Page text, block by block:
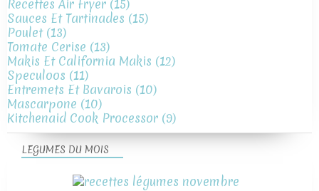
Recettes Air Fryer (15)
Sauces Et Tartinades (15)
Poulet(13)
Tomate Cerise (13)
Makis Et California Makis (12)
Speculoos (11)
Entremets Et Bavarois (10)
Mascarpone (10)
Kitchenaid Cook Processor (9)
LEGUMES DU MOIS